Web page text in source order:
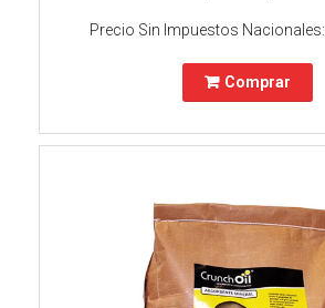
Precio Sin Impuestos Nacionales:
Comprar